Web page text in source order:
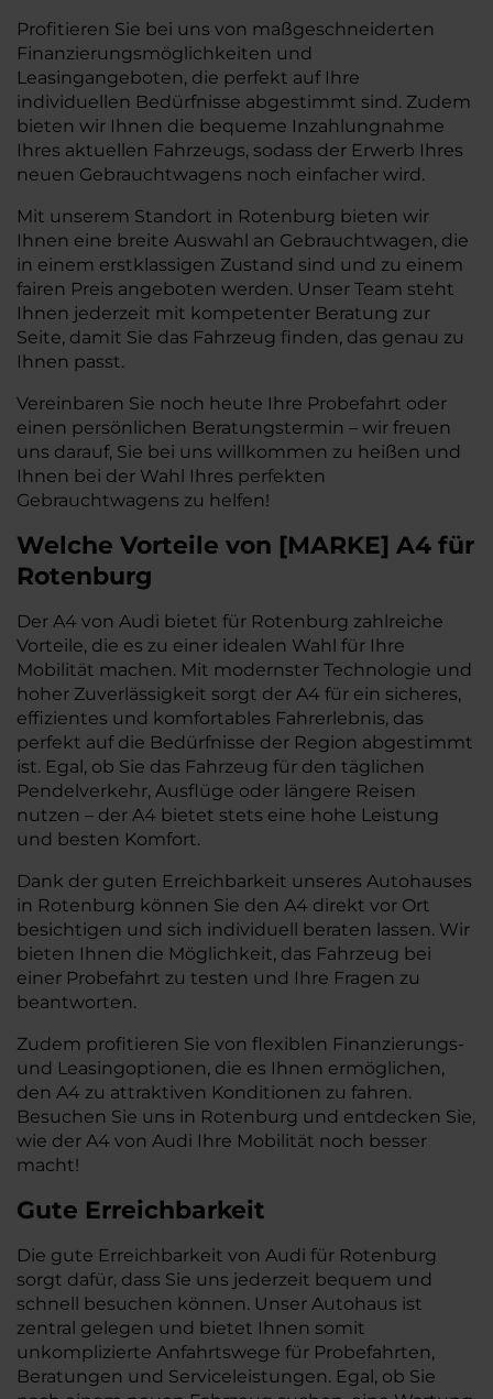
Profitieren Sie bei uns von maßgeschneiderten
Finanzierungsmöglichkeiten und
Leasingangeboten, die perfekt auf Ihre
individuellen Bedürfnisse abgestimmt sind. Zudem
bieten wir Ihnen die bequeme Inzahlungnahme
Ihres aktuellen Fahrzeugs, sodass der Erwerb Ihres
neuen Gebrauchtwagens noch einfacher wird.
Mit unserem Standort in Rotenburg bieten wir
Ihnen eine breite Auswahl an Gebrauchtwagen, die
in einem erstklassigen Zustand sind und zu einem
fairen Preis angeboten werden. Unser Team steht
Ihnen jederzeit mit kompetenter Beratung zur
Seite, damit Sie das Fahrzeug finden, das genau zu
Ihnen passt.
Vereinbaren Sie noch heute Ihre Probefahrt oder
einen persönlichen Beratungstermin – wir freuen
uns darauf, Sie bei uns willkommen zu heißen und
Ihnen bei der Wahl Ihres perfekten
Gebrauchtwagens zu helfen!
Welche Vorteile von [MARKE] A4 für
Rotenburg
Der A4 von Audi bietet für Rotenburg zahlreiche
Vorteile, die es zu einer idealen Wahl für Ihre
Mobilität machen. Mit modernster Technologie und
hoher Zuverlässigkeit sorgt der A4 für ein sicheres,
effizientes und komfortables Fahrerlebnis, das
perfekt auf die Bedürfnisse der Region abgestimmt
ist. Egal, ob Sie das Fahrzeug für den täglichen
Pendelverkehr, Ausflüge oder längere Reisen
nutzen – der A4 bietet stets eine hohe Leistung
und besten Komfort.
Dank der guten Erreichbarkeit unseres Autohauses
in Rotenburg können Sie den A4 direkt vor Ort
besichtigen und sich individuell beraten lassen. Wir
bieten Ihnen die Möglichkeit, das Fahrzeug bei
einer Probefahrt zu testen und Ihre Fragen zu
beantworten.
Zudem profitieren Sie von flexiblen Finanzierungs-
und Leasingoptionen, die es Ihnen ermöglichen,
den A4 zu attraktiven Konditionen zu fahren.
Besuchen Sie uns in Rotenburg und entdecken Sie,
wie der A4 von Audi Ihre Mobilität noch besser
macht!
Gute Erreichbarkeit
Die gute Erreichbarkeit von Audi für Rotenburg
sorgt dafür, dass Sie uns jederzeit bequem und
schnell besuchen können. Unser Autohaus ist
zentral gelegen und bietet Ihnen somit
unkomplizierte Anfahrtswege für Probefahrten,
Beratungen und Serviceleistungen. Egal, ob Sie